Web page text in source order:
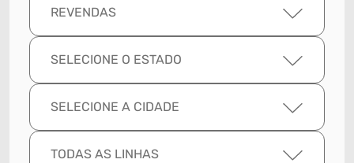
REVENDAS
SELECIONE O ESTADO
SELECIONE A CIDADE
TODAS AS LINHAS